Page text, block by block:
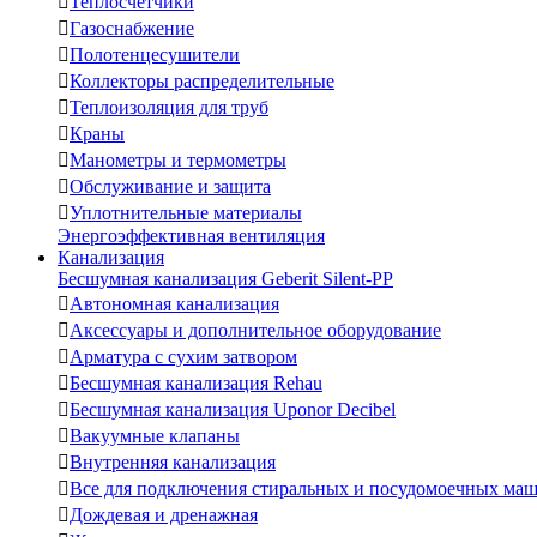
Газоснабжение
Полотенцесушители
Коллекторы распределительные
Теплоизоляция для труб
Краны
Манометры и термометры
Обслуживание и защита
Уплотнительные материалы
Энергоэффективная вентиляция
Канализация
Бесшумная канализация Geberit Silent-PP
Автономная канализация
Аксессуары и дополнительное оборудование
Арматура с сухим затвором
Бесшумная канализация Rehau
Бесшумная канализация Uponor Decibel
Вакуумные клапаны
Внутренняя канализация
Все для подключения стиральных и посудомоечных
Дождевая и дренажная